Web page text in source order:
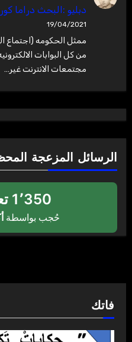
دبليو :البحث دراما
19/04/2021
ممثل الحكومه (اجتماع
من كل البوابات
مجتمعات الانترنت غير…
الرسائل المزعجة
1٬350 تعليق
حُجب بواسطة
فاتك